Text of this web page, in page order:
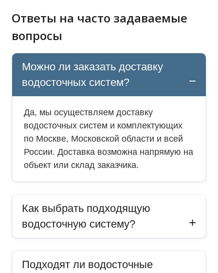
Ответы на часто задаваемые
вопросы
Можно ли заказать доставку
водосточных систем?
Да, мы осуществляем доставку
водосточных систем и комплектующих
по Москве, Московской области и всей
России. Доставка возможна напрямую на
объект или склад заказчика.
Как выбрать подходящую
водосточную систему?
Подходят ли водосточные